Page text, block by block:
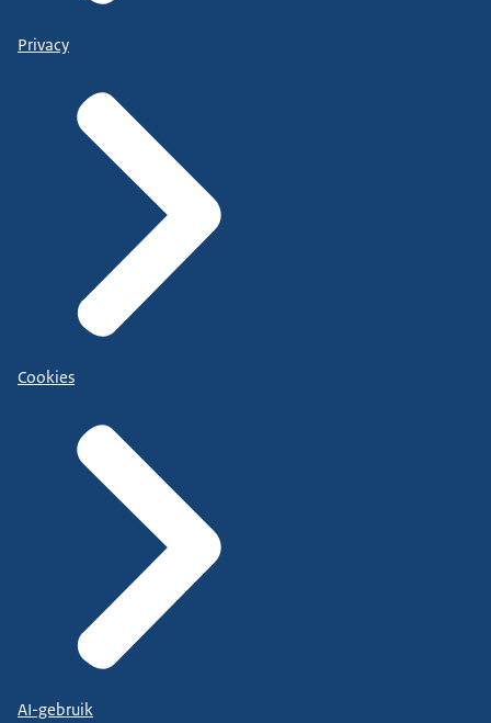
Privacy
Cookies
AI-gebruik